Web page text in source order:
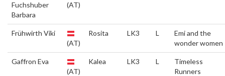
Fuchshuber
Barbara
(AT)
Frühwirth Viki
(AT)
Rosita LK3 L
Emi and the
wonder women
Gaffron Eva
(AT)
Kalea LK3 L
Timeless
Runners